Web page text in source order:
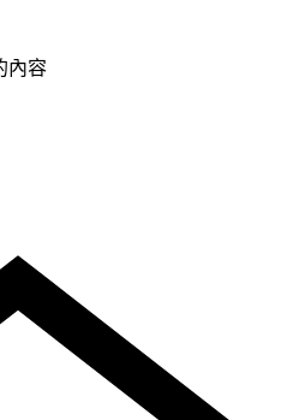
內容